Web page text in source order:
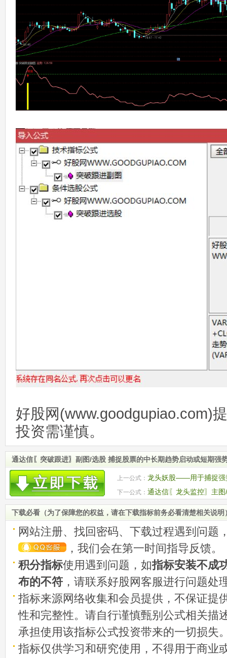
好股网(www.goodgupiao.com)
投资需谨慎。
通达信〖突破跟进〗副图/选股 捕捉股票的中长期趋势启动或短期强
上一公式： 龙头妖股——用于捕捉强
股 源码
下一公式： 通达信〖龙头监控〗主
捕捉系统
下载必看（为了保障您的权益，请在下载指标前务必看清楚相关说明
网站注册、找回密码、下载过程遇到问题
，我们会在第一时间指导反馈。
积分指标使用遇到问题，如指标安装不成
布的不符 ，请联系好股网客服进行问题处
指标来源网络收集和会员提供，不保证提
性和完整性。请自行谨慎甄别公式相关描
承担使用该指标公式投资带来的一切损失
指标仅供学习和研究使用，不得用于商业